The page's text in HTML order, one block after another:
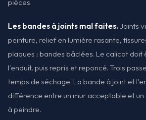
pièces.
Les bandes à joints mal faites. Joints
peinture, relief en lumière rasante,
plaques : bandes bâclées. Le calicot doit
l'enduit, puis repris et reponcé. Trois
temps de séchage. La bande à joint et
différence entre un mur acceptable et un
à peindre.